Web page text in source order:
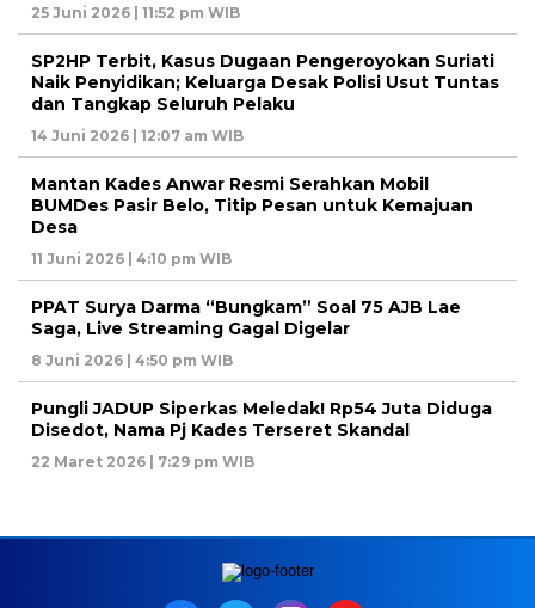
25 Juni 2026 | 11:52 pm WIB
SP2HP Terbit, Kasus Dugaan Pengeroyokan Suriati
Naik Penyidikan; Keluarga Desak Polisi Usut Tuntas
dan Tangkap Seluruh Pelaku
14 Juni 2026 | 12:07 am WIB
Mantan Kades Anwar Resmi Serahkan Mobil
BUMDes Pasir Belo, Titip Pesan untuk Kemajuan
Desa
11 Juni 2026 | 4:10 pm WIB
PPAT Surya Darma “Bungkam” Soal 75 AJB Lae
Saga, Live Streaming Gagal Digelar
8 Juni 2026 | 4:50 pm WIB
Pungli JADUP Siperkas Meledak! Rp54 Juta Diduga
Disedot, Nama Pj Kades Terseret Skandal
22 Maret 2026 | 7:29 pm WIB